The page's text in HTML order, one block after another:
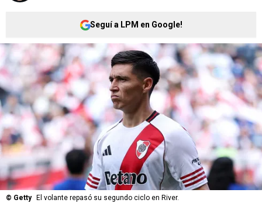
Seguí a LPM en Google!
© Getty El volante repasó su segundo ciclo en River.